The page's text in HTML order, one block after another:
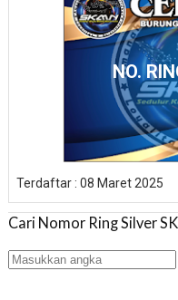
NO.
Terdaftar : 08 Maret 2025
Cari Nomor Ring Silver